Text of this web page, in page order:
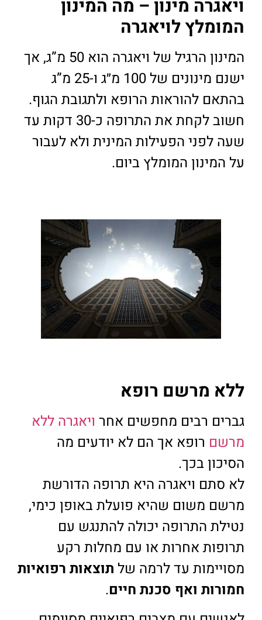
ויאגרה מינון – מה המינון
המומלץ לויאגרה
המינון הרגיל של ויאגרה הוא 50 מ”ג, אך
ישנם מינונים של 100 מ״ג ו-25 מ”ג
בהתאם להוראות הרופא ולתגובת הגוף.
חשוב לקחת את התרופה כ-30 דקות עד
שעה לפני הפעילות המינית ולא לעבור
על המינון המומלץ ביום.
ללא מרשם רופא
גברים רבים מחפשים אחר ויאגרה ללא
מרשם רופא אך הם לא יודעים מה
הסיכון בכך.
לא סתם ויאגרה היא תרופה הדורשת
מרשם משום שהיא פועלת באופן כימי,
נטילת התרופה יכולה להתנגש עם
תרופות אחרות או עם מחלות רקע
מסויימות עד לרמה של תוצאות רפואיות
חמורות ואף סכנת חיים.